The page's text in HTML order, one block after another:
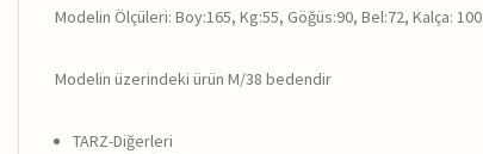
Modelin Ölçüleri: Boy:165, Kg:55, Göğüs:90, Bel:72, Kalça: 100
Modelin üzerindeki ürün M/38 bedendir
TARZ-Diğerleri